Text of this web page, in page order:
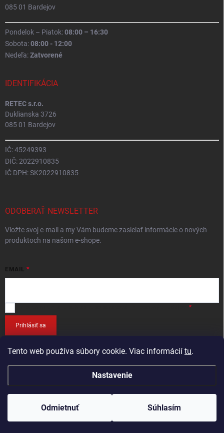
Tento web používa súbory cookie. Viac informácií tu.
Nastavenie
Odmietnuť Súhlasím
085 01 Bardejov
Pondelok – Piatok:08:00 – 16:30
Sobota:08:00 - 12:00
Nedeľa:Zatvorené
IDENTIFIKÁCIA
RETEC s.r.o.
Duklianska 3726
085 01 Bardejov
IČ: 45249393
DIČ: 2022910835
IČ DPH: SK2022910835
ODOBERAŤ NEWSLETTER
Vložte svoj e-mail a my Vám budeme zasielať informácie o nových
produktoch na našom e-shope.
EMAIL
Prihlásiť sa
Vytvoril Shoptet
Copyright 2026 . Všetky práva vyhradené.